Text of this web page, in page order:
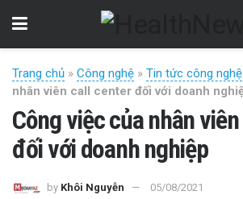
Trang chủ » Công nghệ » Tin tức công nghệ
nhân viên call center đối với doanh
Công việc của nhân
đối với doanh nghiệp
by Khôi Nguyễn 05/08/2021